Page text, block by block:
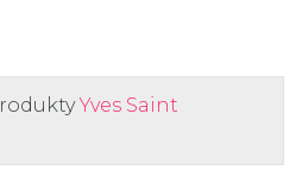
Yves Saint